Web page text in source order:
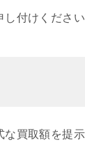
付けください
買取額を提示